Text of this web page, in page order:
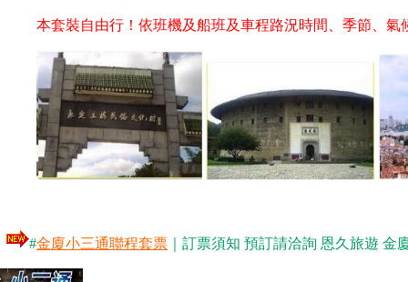
本套裝自由行！依班機及船班及車程路況時間、季節、氣
#金廈小三通聯程套票 ｜訂票須知 預訂請洽詢 恩久旅遊 金